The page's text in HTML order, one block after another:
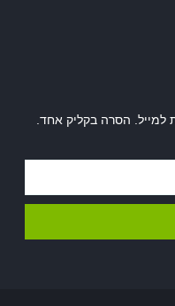
למייל. הסרה בקליק אחד.